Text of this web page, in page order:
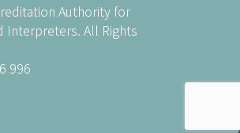
Authority for
Interpreters. All Rights
996